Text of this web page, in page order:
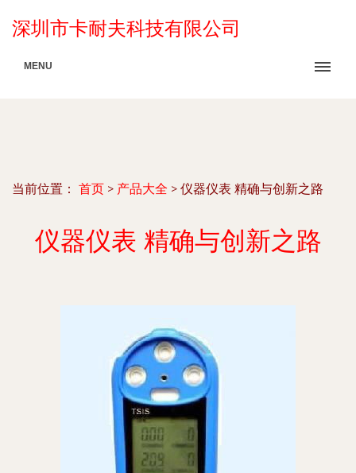
深圳市卡耐夫科技有限公司
MENU
当前位置： 首页 > 产品大全 > 仪器仪表 精确与创新之路
仪器仪表 精确与创新之路